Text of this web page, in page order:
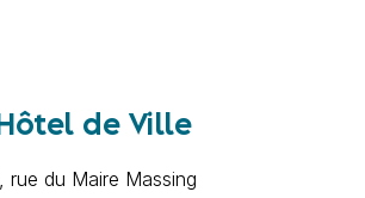
Hôtel de Ville
rue du Maire Massing